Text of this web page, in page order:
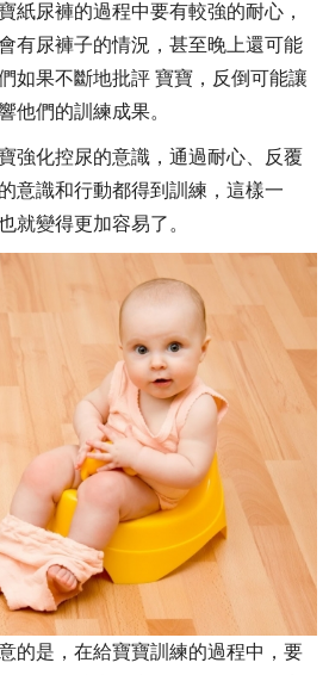
紙尿褲的過程中要有較強的耐心，
有尿褲子的情況，甚至晚上還可能
如果不斷地批評 寶寶，反倒可能讓
他們的訓練成果。
強化控尿的意識，通過耐心、反覆
意識和行動都得到訓練，這樣一
就變得更加容易了。
的是，在給寶寶訓練的過程中，要